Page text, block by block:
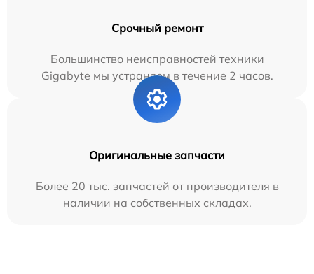
Срочный ремонт
Большинство неисправностей техники
Gigabyte мы устраняем в течение 2 часов.
Оригинальные запчасти
Более 20 тыс. запчастей от производителя в
наличии на собственных складах.